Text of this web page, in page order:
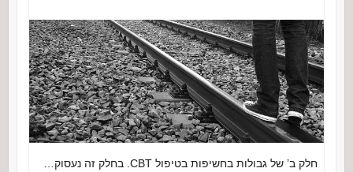
חלק ב’ של גבולות בחשיפות בטיפול CBT. בחלק זה נעסוק…